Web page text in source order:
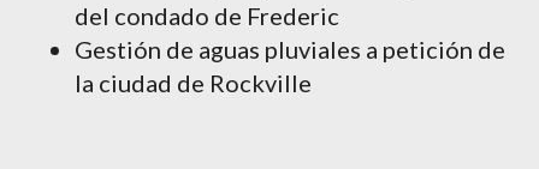
del condado de Frederic
Gestión de aguas pluviales a petición de
la ciudad de Rockville